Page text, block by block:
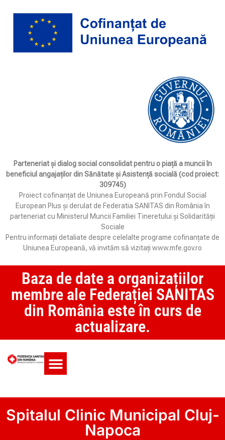
Parteneriat și dialog social consolidat pentru o piață a muncii în
beneficiul angajaților din Sănătate și Asistență socială (cod proiect:
309745)
Proiect cofinanțat de Uniunea Europeană prin Fondul Social
European Plus și derulat de Federatia SANITAS din România în
parteneriat cu Ministerul Muncii Familiei Tineretului și Solidarității
Sociale
Pentru informații detaliate despre celelalte programe cofinanțate de
Uniunea Europeană, vă invităm să vizitați www.mfe.gov.ro
Baza de date a organizațiilor
membre ale Federației SANITAS
din România este în curs de
actualizare.
Spitalul Clinic Municipal Cluj-
Napoca